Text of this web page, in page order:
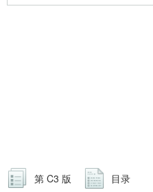
第 C3 版 目录